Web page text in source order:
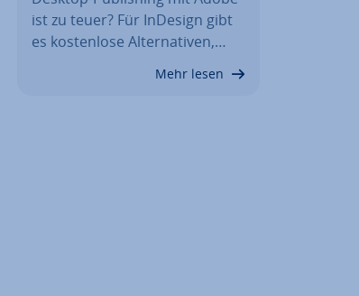
ist zu teuer? Für InDesign gibt
es kos­ten­lo­se Al­ter­na­ti­ven,…
Mehr lesen